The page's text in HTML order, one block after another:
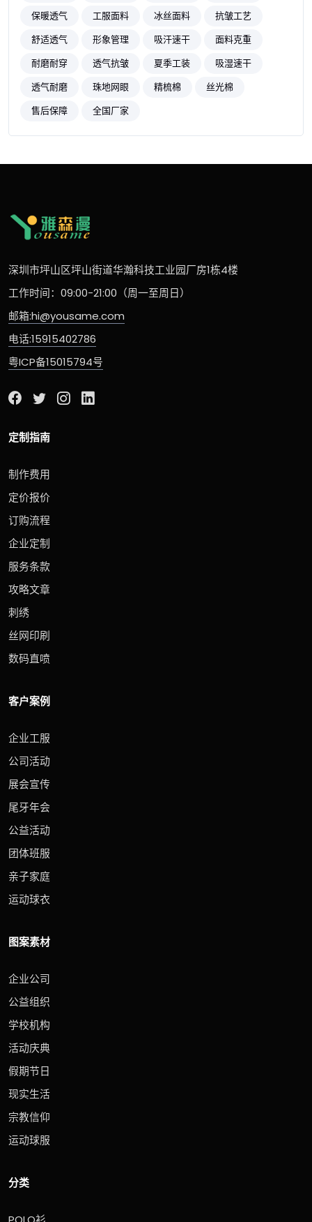
保暖透气
工服面料 冰丝面料
抗皱工艺
舒适透气
形象管理 吸汗速干
面料克重
耐磨耐穿
透气抗皱 夏季工装
吸湿速干
透气耐磨
珠地网眼 精梳棉
丝光棉
售后保障
全国厂家
深圳市坪山区坪山街道华瀚科技工业园厂房1栋4楼
工作时间：09:00-21:00（周一至周日）
邮箱:hi@yousame.com
电话:15915402786
粤ICP备15015794号
定制指南
制作费用
定价报价
订购流程
企业定制
服务条款
攻略文章
刺绣
丝网印刷
数码直喷
客户案例
企业工服
公司活动
展会宣传
尾牙年会
公益活动
团体班服
亲子家庭
运动球衣
图案素材
企业公司
公益组织
学校机构
活动庆典
假期节日
现实生活
宗教信仰
运动球服
分类